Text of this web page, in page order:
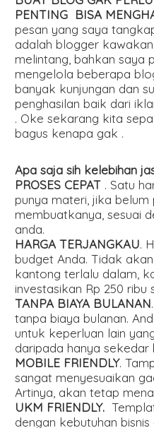
PENTING BISA
pesan yang saya
adalah blogger
melintang, bahkan saya
mengelola beberapa
banyak kunjungan dan
penghasilan baik dari
. Oke sekarang kita
bagus kenapa gak .
Apa saja sih kelebihan
PROSES CEPAT . Satu
punya materi, jika
membuatkanya, sesuai
anda.
HARGA TERJANGKAU.
budget Anda. Tidak
kantong terlalu dalam,
investasikan Rp 250 ribu
TANPA BIAYA BULANAN
tanpa biaya bulanan.
untuk keperluan lain
daripada hanya sekedar
MOBILE FRIENDLY.
sangat menyesuaikan
Artinya, akan tetap
UKM FRIENDLY.
dengan kebutuhan